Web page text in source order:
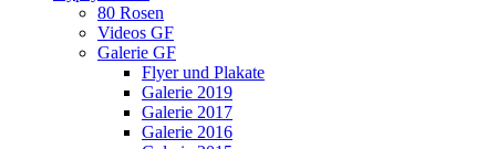
80 Rosen
Videos GF
Galerie GF
Flyer und Plakate
Galerie 2019
Galerie 2017
Galerie 2016